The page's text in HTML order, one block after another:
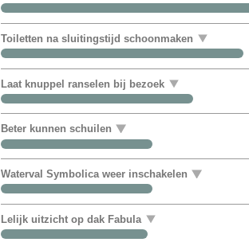
Toiletten na sluitingstijd schoonmaken
Laat knuppel ranselen bij bezoek
Beter kunnen schuilen
Waterval Symbolica weer inschakelen
Lelijk uitzicht op dak Fabula